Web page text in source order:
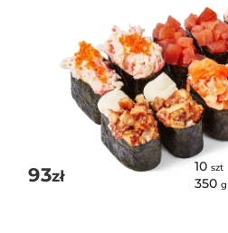
93zł
10 szt
350 g